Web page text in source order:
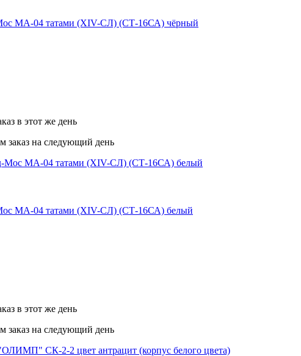
МА-04 татами (ХIV-СЛ) (СТ-16СА) чёрный
в этот же день
заказ на следующий день
МА-04 татами (ХIV-СЛ) (СТ-16СА) белый
в этот же день
заказ на следующий день